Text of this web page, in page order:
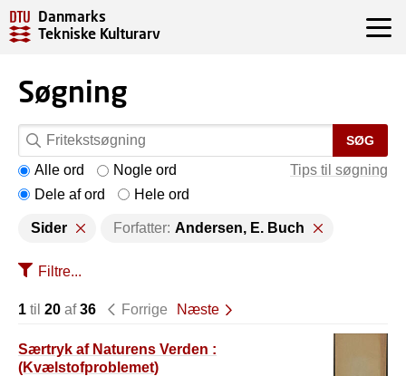
Danmarks
Tekniske Kulturarv
Søgning
SØG
Tips til søgning
Alle ord
Nogle ord
Dele af ord
Hele ord
Sider Forfatter: Andersen, E. Buch
Filtre...
1 til 20 af36 Forrige Næste
Særtryk af Naturens Verden :
(Kvælstofproblemet)